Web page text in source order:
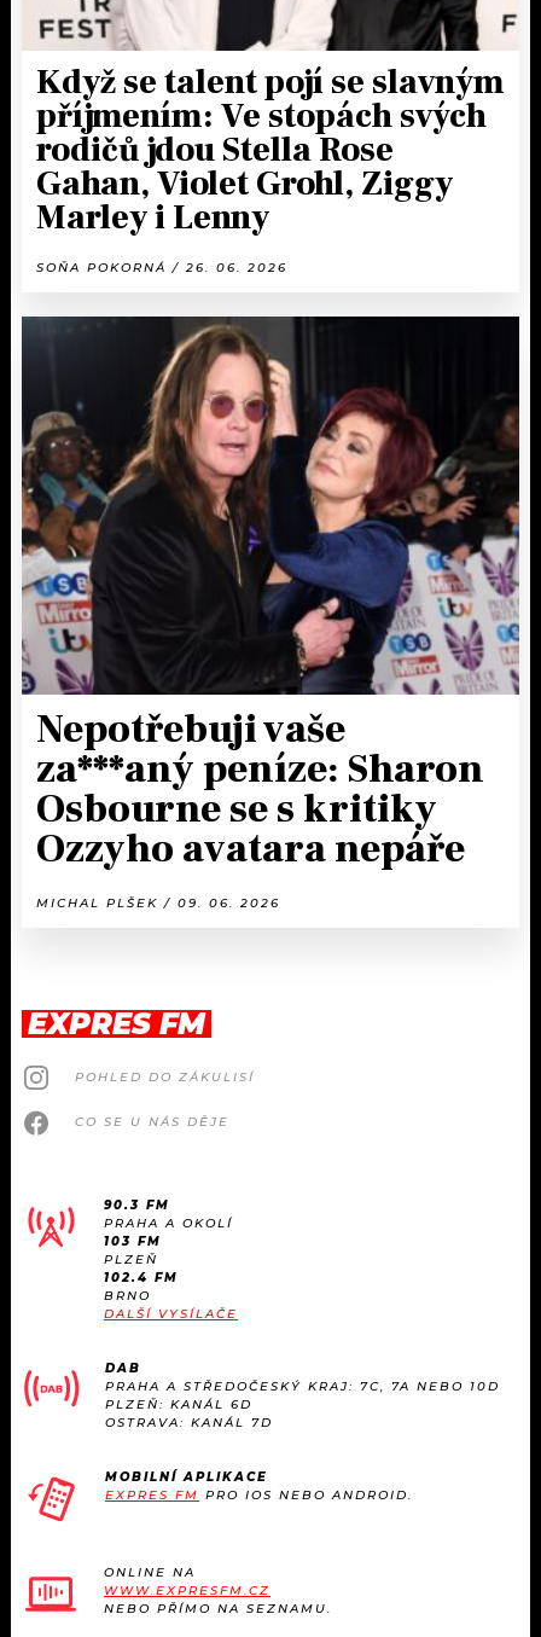
Když se talent pojí se slavným
příjmením: Ve stopách svých
rodičů jdou Stella Rose
Gahan, Violet Grohl, Ziggy
Marley i Lenny
SOŇA POKORNÁ / 26. 06. 2026
Nepotřebuji vaše
za***aný peníze: Sharon
Osbourne se s kritiky
Ozzyho avatara nepáře
MICHAL PLŠEK / 09. 06. 2026
EXPRES FM
POHLED DO ZÁKULISÍ
CO SE U NÁS DĚJE
90.3 FM
PRAHA A OKOLÍ
103 FM
PLZEŇ
102.4 FM
BRNO
DALŠÍ VYSÍLAČE
DAB
PRAHA A STŘEDOČESKÝ KRAJ: 7C, 7A NEBO 10D
PLZEŇ: KANÁL 6D
OSTRAVA: KANÁL 7D
MOBILNÍ APLIKACE
EXPRES FM PRO IOS NEBO ANDROID.
ONLINE NA
WWW.EXPRESFM.CZ
NEBO PŘÍMO NA SEZNAMU.